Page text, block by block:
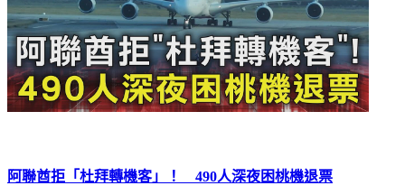
阿聯酋拒「杜拜轉機客」！ 490人深夜困桃機退票